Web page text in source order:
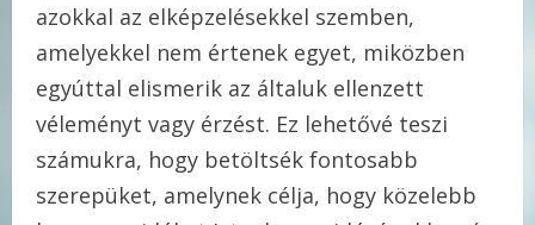
azokkal az elképzelésekkel szemben,
amelyekkel nem értenek egyet, miközben
egyúttal elismerik az általuk ellenzett
véleményt vagy érzést. Ez lehetővé teszi
számukra, hogy betöltsék fontosabb
szerepüket, amelynek célja, hogy közelebb